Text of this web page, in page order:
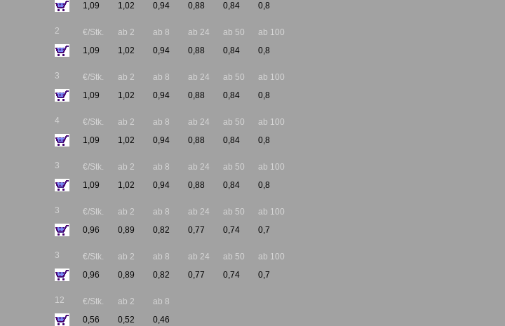
1,09
1,02
0,94
0,88
0,84
0,8
2
€/Stk.
1,09
ab 2
1,02
ab 8
0,94
ab 24
0,88
ab 50
0,84
ab 100
0,8
3
€/Stk.
1,09
ab 2
1,02
ab 8
0,94
ab 24
0,88
ab 50
0,84
ab 100
0,8
4
€/Stk.
1,09
ab 2
1,02
ab 8
0,94
ab 24
0,88
ab 50
0,84
ab 100
0,8
3
€/Stk.
1,09
ab 2
1,02
ab 8
0,94
ab 24
0,88
ab 50
0,84
ab 100
0,8
3
€/Stk.
0,96
ab 2
0,89
ab 8
0,82
ab 24
0,77
ab 50
0,74
ab 100
0,7
3
€/Stk.
0,96
ab 2
0,89
ab 8
0,82
ab 24
0,77
ab 50
0,74
ab 100
0,7
12
€/Stk.
0,56
ab 2
0,52
ab 8
0,46